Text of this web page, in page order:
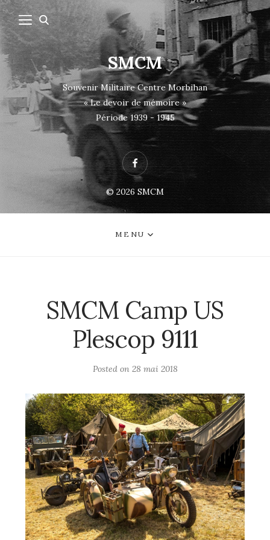
SMCM
Souvenir Militaire Centre Morbihan
« Le devoir de mémoire »
Période 1939 - 1945
Facebook
© 2026 SMCM
MENU
SMCM Camp US
Plescop 9111
Posted on 28 mai 2018